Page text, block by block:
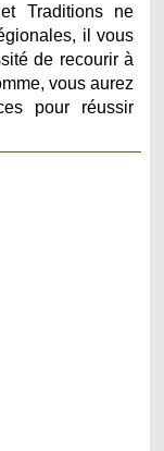
Traditions ne
il vous
de recourir à
vous aurez
pour réussir